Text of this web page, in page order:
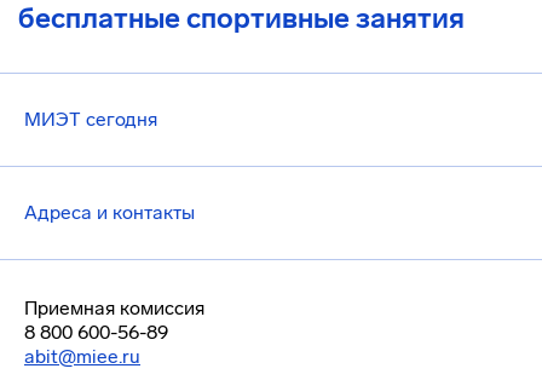
бесплатные спортивные занятия
МИЭТ сегодня
Адреса и контакты
Приемная комиссия
8 800 600-56-89
abit@miee.ru